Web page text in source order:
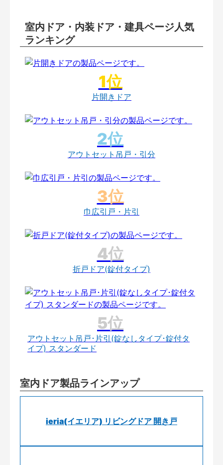
室内ドア・内装ドア・建具ページ人気
ランキング
片開きドア
アウトセット吊戸・引分
巾広引戸・片引
折戸ドア(錠付タイプ)
アウトセット吊戸･片引(錠なしタイプ･錠付タ
イプ) スタンダード
室内ドア製品ラインアップ
ieria(イエリア) リビングドア 開き戸